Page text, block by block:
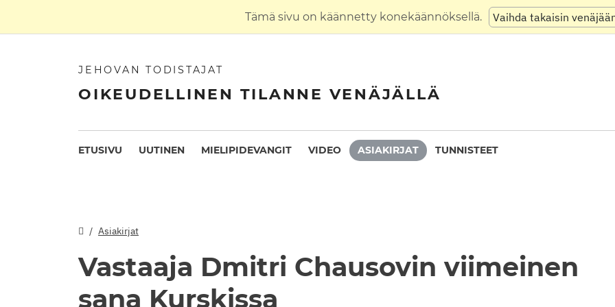
Tämä sivu on käännetty konekäännöksellä. Vaihda takaisin
JEHOVAN TODISTAJAT
OIKEUDELLINEN TILANNE VENÄJÄLLÄ
ETUSIVU UUTINEN MIELIPIDEVANGIT VIDEO ASIAKIRJAT TUNNISTEET
Asiakirjat
Vastaaja Dmitri Chausovin viimeinen
sana Kurskissa